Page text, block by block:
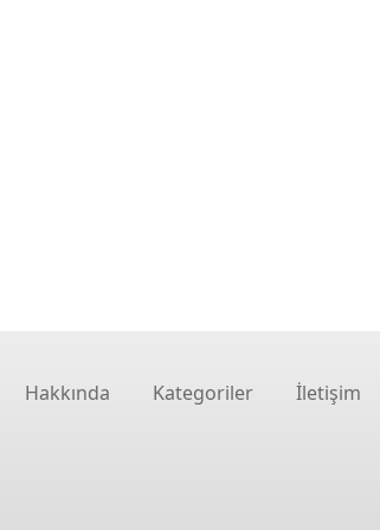
Hakkında Kategoriler İletişim